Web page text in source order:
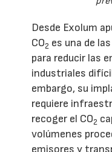
Desde Exolum
CO2 es una de
para reducir las
industriales
embargo, su
requiere
recoger el CO2
volúmenes